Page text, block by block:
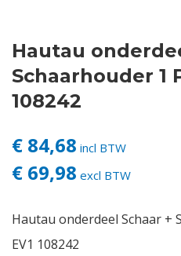
Login
Vacatures
Hautau
Schaarhouder 1
108242
€ 84,68 incl BTW
€ 69,98 excl BTW
Hautau onderdeel Schaar +
EV1 108242